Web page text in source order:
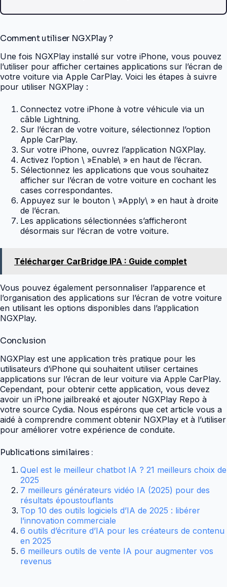
Comment utiliser NGXPlay ?
Une fois NGXPlay installé sur votre iPhone, vous pouvez
l’utiliser pour afficher certaines applications sur l’écran de
votre voiture via Apple CarPlay. Voici les étapes à suivre
pour utiliser NGXPlay :
Connectez votre iPhone à votre véhicule via un
câble Lightning.
Sur l’écran de votre voiture, sélectionnez l’option
Apple CarPlay.
Sur votre iPhone, ouvrez l’application NGXPlay.
Activez l’option \ »Enable\ » en haut de l’écran.
Sélectionnez les applications que vous souhaitez
afficher sur l’écran de votre voiture en cochant les
cases correspondantes.
Appuyez sur le bouton \ »Apply\ » en haut à droite
de l’écran.
Les applications sélectionnées s’afficheront
désormais sur l’écran de votre voiture.
Télécharger CarBridge IPA : Guide complet
Vous pouvez également personnaliser l’apparence et
l’organisation des applications sur l’écran de votre voiture
en utilisant les options disponibles dans l’application
NGXPlay.
Conclusion
NGXPlay est une application très pratique pour les
utilisateurs d’iPhone qui souhaitent utiliser certaines
applications sur l’écran de leur voiture via Apple CarPlay.
Cependant, pour obtenir cette application, vous devez
avoir un iPhone jailbreaké et ajouter NGXPlay Repo à
votre source Cydia. Nous espérons que cet article vous a
aidé à comprendre comment obtenir NGXPlay et à l’utiliser
pour améliorer votre expérience de conduite.
Publications similaires :
Quel est le meilleur chatbot IA ? 21 meilleurs choix de
2025
7 meilleurs générateurs vidéo IA (2025) pour des
résultats époustouflants
Top 10 des outils logiciels d’IA de 2025 : libérer
l’innovation commerciale
6 outils d’écriture d’IA pour les créateurs de contenu
en 2025
6 meilleurs outils de vente IA pour augmenter vos
revenus